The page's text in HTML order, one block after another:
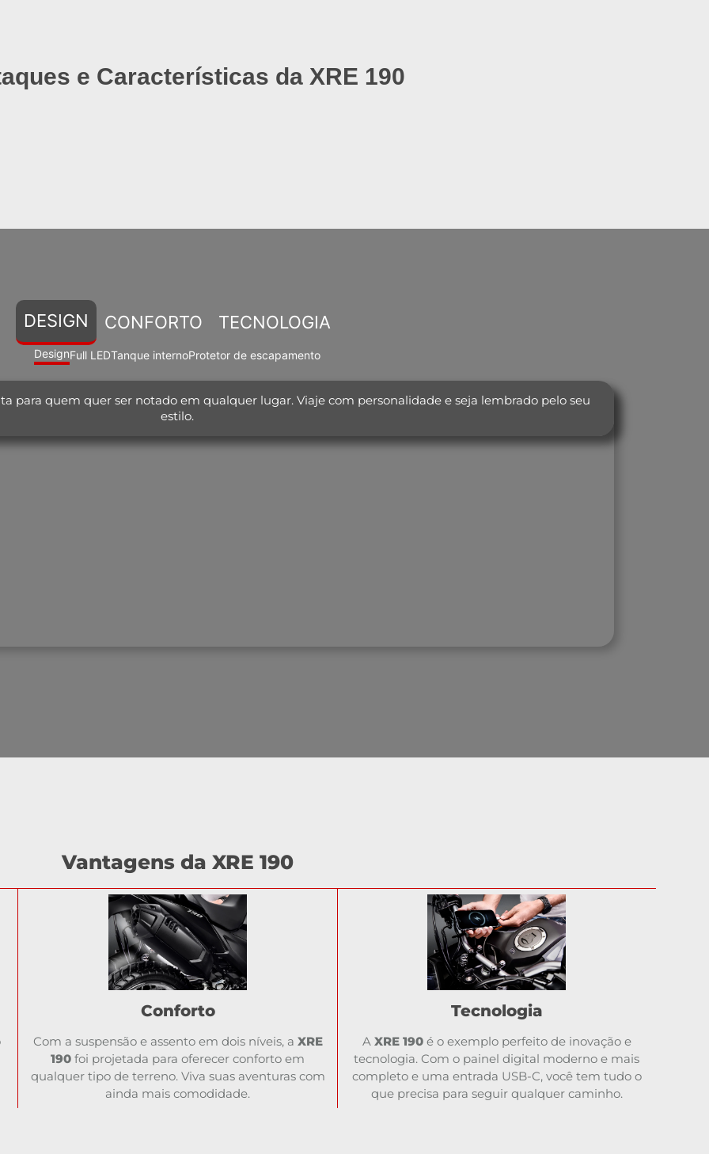
e Características da XRE 190
DESIGN CONFORTO TECNOLOGIA
DesignFull LEDTanque internoProtetor de escapamento
para quem quer ser notado em qualquer lugar. Viaje com personalidade e seja lembrado pelo seu
estilo.
Vantagens da XRE 190
Conforto
Com a suspensão e assento em dois níveis, a XRE
190 foi projetada para oferecer conforto em
qualquer tipo de terreno. Viva suas aventuras com
ainda mais comodidade.
Tecnologia
A XRE 190é o exemplo perfeito de inovação e
tecnologia. Com o painel digital moderno e mais
completo e uma entrada USB-C, você tem tudo o
que precisa para seguir qualquer caminho.